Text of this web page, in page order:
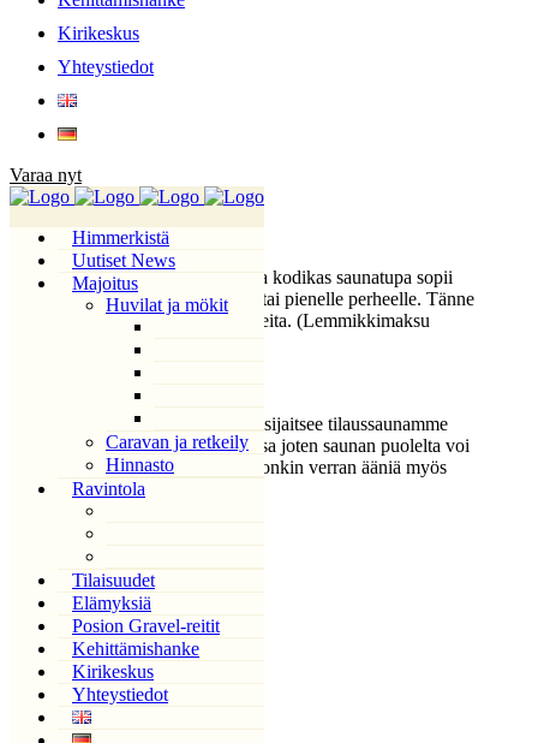
Kirikeskus
Yhteystiedot
Varaa nyt
Himmerkistä
Uutiset News
Majoitus
Huvilat ja mökit
Caravan ja retkeily
Hinnasto
Ravintola
Tilaisuudet
Elämyksiä
Posion Gravel-reitit
Kehittämishanke
Kirikeskus
Yhteystiedot
Saunatupa
Hirsirakenteinen, tilavahko ja kodikas saunatupa sopii
kahdesta kolmeen aikuiselle tai pienelle perheelle. Tänne
myös lemmikit ovat tervetulleita. (Lemmikkimaksu
Huomaathan, että saunatupa sijaitsee tilaussaunamme
kanssa samassa rakennuksessa joten saunan puolelta voi
rajoitettuina aikoina kuulua jonkin verran ääniä myös
mökkiin.